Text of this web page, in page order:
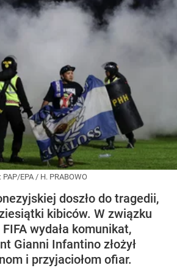
PAP/EPA / H. PRABOWO
doszło do tragedii,
kibiców. W związku
wydała komunikat,
Gianni Infantino złożył
i przyjaciołom ofiar.